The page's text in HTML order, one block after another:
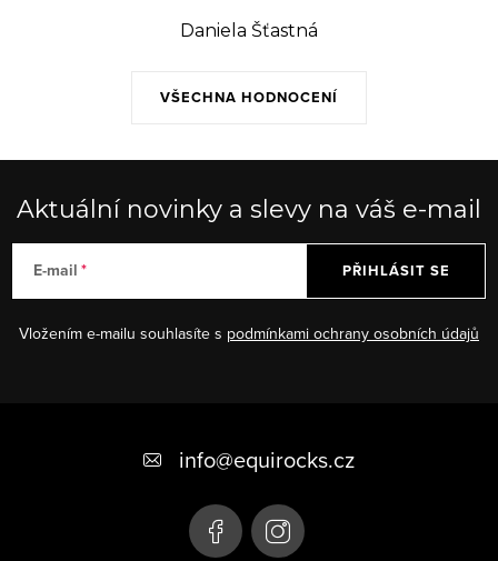
VŠECHNA HODNOCENÍ
Daniela Šťastná
Aktuální novinky a slevy na váš e-mail
E-mail
Vložením e-mailu souhlasíte s podmínkami ochrany osobních údajů
PŘIHLÁSIT SE
info@equirocks.cz